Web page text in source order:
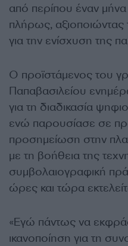
από περίπου έναν μήνα
πλήρως, αξιοποιώντας
για την ενίσχυση της
Ο προϊστάμενος του
Παπαβασιλείου
για τη διαδικασία
ενώ παρουσίασε σε
προσημείωση στην
με τη βοήθεια της
συμβολαιογραφική
ώρες και τώρα
«Εγώ πάντως να
ικανοποίηση για τη